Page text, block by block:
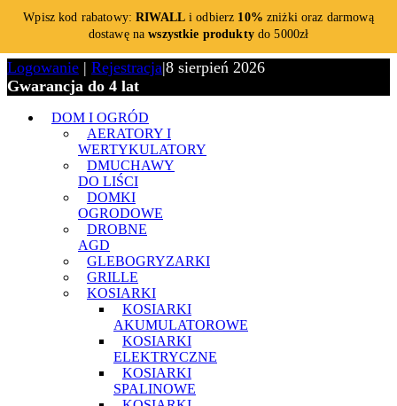
Wpisz kod rabatowy:RIWALLi odbierz 10% zniżki oraz darmową
dostawę nawszystkie produktydo 5000zł
Logowanie | Rejestracja|8 sierpień 2026
Gwarancja do 4 lat
DOM I OGRÓD
AERATORY I
WERTYKULATORY
DMUCHAWY
DO LIŚCI
DOMKI
OGRODOWE
DROBNE
AGD
GLEBOGRYZARKI
GRILLE
KOSIARKI
KOSIARKI
AKUMULATOROWE
KOSIARKI
ELEKTRYCZNE
KOSIARKI
SPALINOWE